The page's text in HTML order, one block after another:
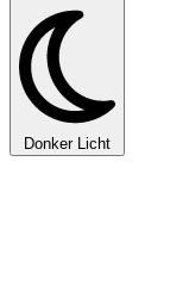
Donker Licht